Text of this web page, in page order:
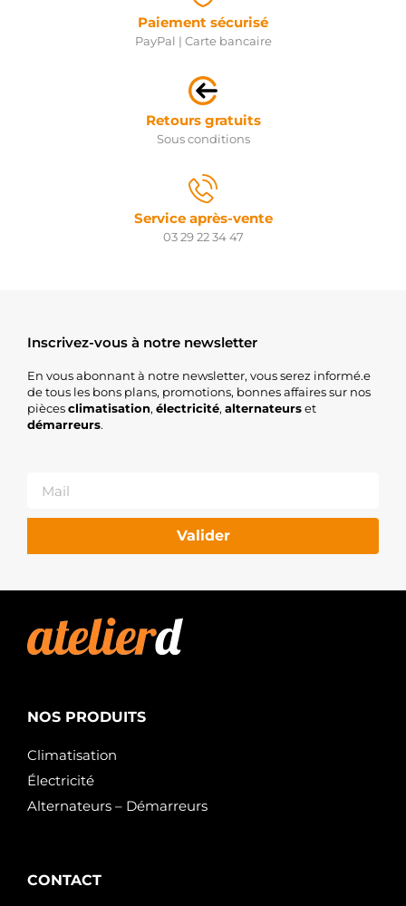
Paiement sécurisé
PayPal | Carte bancaire
Retours gratuits
Sous conditions
Service après-vente
03 29 22 34 47
Inscrivez-vous à notre newsletter
En vous abonnant à notre newsletter, vous serez informé.e
de tous les bons plans, promotions, bonnes affaires sur nos
piècesclimatisation, électricité, alternateurset
démarreurs.
Valider
NOS PRODUITS
Climatisation
Électricité
Alternateurs – Démarreurs
CONTACT